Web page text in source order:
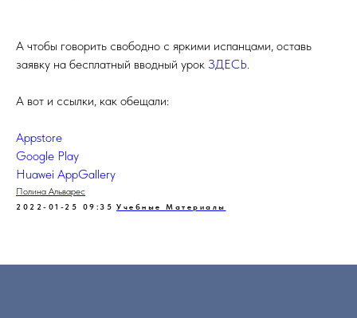
А чтобы говорить свободно с яркими испанцами, оставь
заявку на бесплатный вводный урок ЗДЕСЬ.
А вот и ссылки, как обещали:
Appstore
Google Play
Huawei AppGallery
Полина Альварес
2022-01-25 09:35 Учебные Материалы